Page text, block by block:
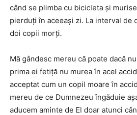
când se plimba cu bicicleta şi
pierduţi în aceeaşi zi. La interval de
doi copii morţi.
Mă gândesc mereu că poate dacă
prima ei fetiță nu murea în acel
acceptat cum un copil moare în
mereu de ce Dumnezeu îngăduie
aducem aminte de El doar atunci